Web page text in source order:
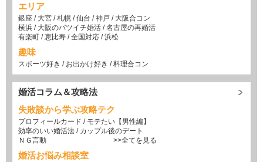
エリア
銀座 / 大宮 /札幌 /仙台 /神戸 / 大阪合コン
横浜 / 大阪のバツイチ婚活 /名古屋の再婚活
有楽町 /恵比寿 /全国対応 /浜松
趣味
スポーツ好き / お出かけ好き /料理合コン
婚活コラム＆攻略法
失敗談から学ぶ攻略テク
プロフィールカード / モテたい【男性編】
効率のいい婚活法 / カップル後のデート
ＮＧ言動
>>全てを見る
婚活お悩み相談室